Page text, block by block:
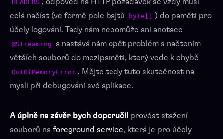
HEADERS , odpověď na HTTP požadavek se vždy musí
celá načíst (ve formě pole bajtů
byte[]
) do paměti pro
účely logování. Tady nám nepomůže ani anotace
@Streaming a nastává nám opět problém s načtením
větších souborů do mezipaměti, který vede k chybě
OutOfMemoryError . Mějte tedy tuto skutečnost na
mysli při debugování své aplikace.
A úplně na závěr bych doporučil provést stažení
souborů na foreground service, která je pro účely